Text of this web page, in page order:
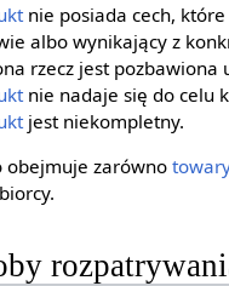
nie posiada cech,
albo wynikający z
rzecz jest pozbawiona
nie nadaje się do celu
jest niekompletny.
obejmuje zarówno